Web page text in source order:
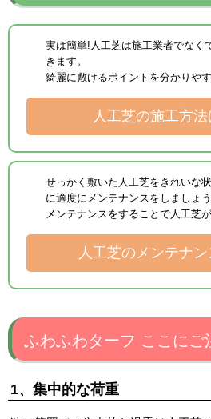
実は簡単!人工芝は施工業者でなく
きます。
綺麗に敷けるポイントを分かりや
人工芝の施工方法
せっかく敷いた人工芝をきれいな
に適度にメンテナンスをしましょう
メンテナンスをすることで人工芝
人工芝のメンテナ
ふわふわターフ ここにご
1、集中的な荷重